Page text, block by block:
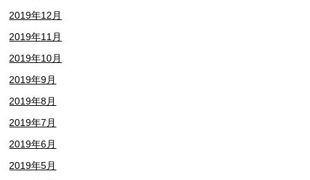
2019年12月
2019年11月
2019年10月
2019年9月
2019年8月
2019年7月
2019年6月
2019年5月